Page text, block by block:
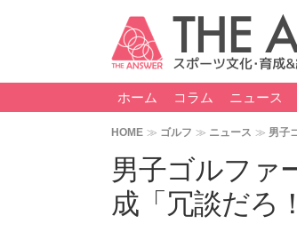
ホーム コラム ニュース
HOME ゴルフ ニュース 男子
男子ゴルファ
成「冗談だろ